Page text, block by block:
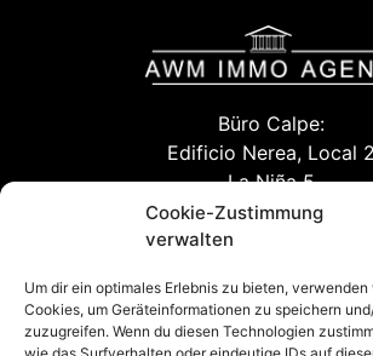
Cookie-Zustimmung
verwalten
Um dir ein optimales Erlebnis zu bieten,
Cookies, um Geräteinformationen zu speichern
zuzugreifen. Wenn du diesen Technologien
Büro Calpe:
Edificio Nerea, Local 2
La Niña 5
03710 Calpe (Alicante)
info@awm-
kontakt